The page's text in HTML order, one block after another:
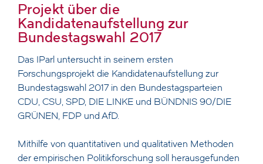
Projekt über die
Kandidatenaufstellung zur
Bundestagswahl 2017
Das IParl untersucht in seinem ersten
Forschungsprojekt die Kandidatenaufstellung zur
Bundestagswahl 2017 in den Bundestagsparteien
CDU, CSU, SPD, DIE LINKE und BÜNDNIS 90/DIE
GRÜNEN, FDP und AfD.
Mithilfe von quantitativen und qualitativen Methoden
der empirischen Politikforschung soll herausgefunden